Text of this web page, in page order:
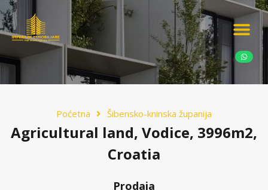
Poćetna Šibensko-kninska županija
Agricultural land, Vodice, 3996m2,
Croatia
Prodaja